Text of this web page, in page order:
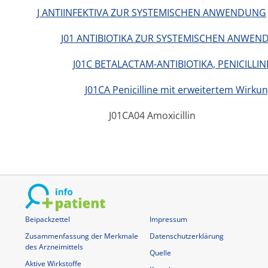
J ANTIINFEKTIVA ZUR SYSTEMISCHEN ANWENDUNG
J01 ANTIBIOTIKA ZUR SYSTEMISCHEN
J01C BETALACTAM-ANTIBIOTIKA,
J01CA Penicilline mit erweitertem
J01CA04 Amoxicillin
Beipackzettel
Zusammenfassung der Merkmale
des Arzneimittels
Aktive Wirkstoffe
Impressum
Datenschutzerklärung
Quelle